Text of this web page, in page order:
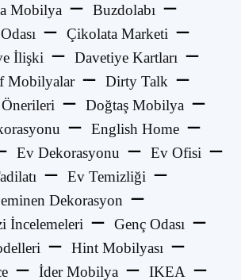
Mobilya
Buzdolabı
Çikolata Marketi
İlişki
Davetiye Kartları
Mobilyalar
Dirty Talk
Doğtaş Mobilya
English Home
Ev Dekorasyonu
Ev Ofisi
Ev Temizliği
Dekorasyon
İncelemeleri
Genç Odası
Hint Mobilyası
İder Mobilya
IKEA